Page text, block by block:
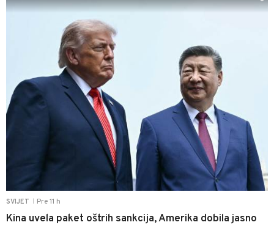
SVIJET Pre 11 h
Kina uvela paket oštrih sankcija, Amerika dobila jasno